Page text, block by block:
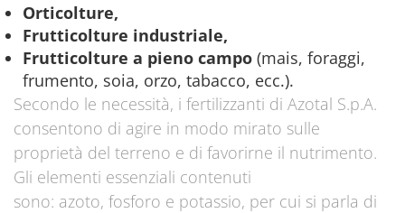
Orticolture,
Frutticolture industriale,
Frutticolture a pieno campo (mais, foraggi,
frumento, soia, orzo, tabacco, ecc.).
Secondo le necessità, i fertilizzanti di Azotal S.p.A.
consentono di agire in modo mirato sulle
proprietà del terreno e di favorirne il nutrimento.
Gli elementi essenziali contenuti
sono: azoto, fosforo e potassio, per cui si parla di